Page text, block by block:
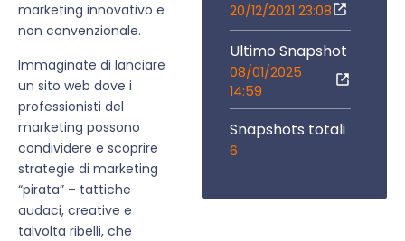
marketing innovativo e
non convenzionale.
Immaginate di lanciare
un sito web dove i
professionisti del
marketing possono
condividere e scoprire
strategie di marketing
“pirata” – tattiche
audaci, creative e
talvolta ribelli, che
20/12/2021 23:08
Ultimo Snapshot
08/01/2025
14:59
Snapshots totali
6